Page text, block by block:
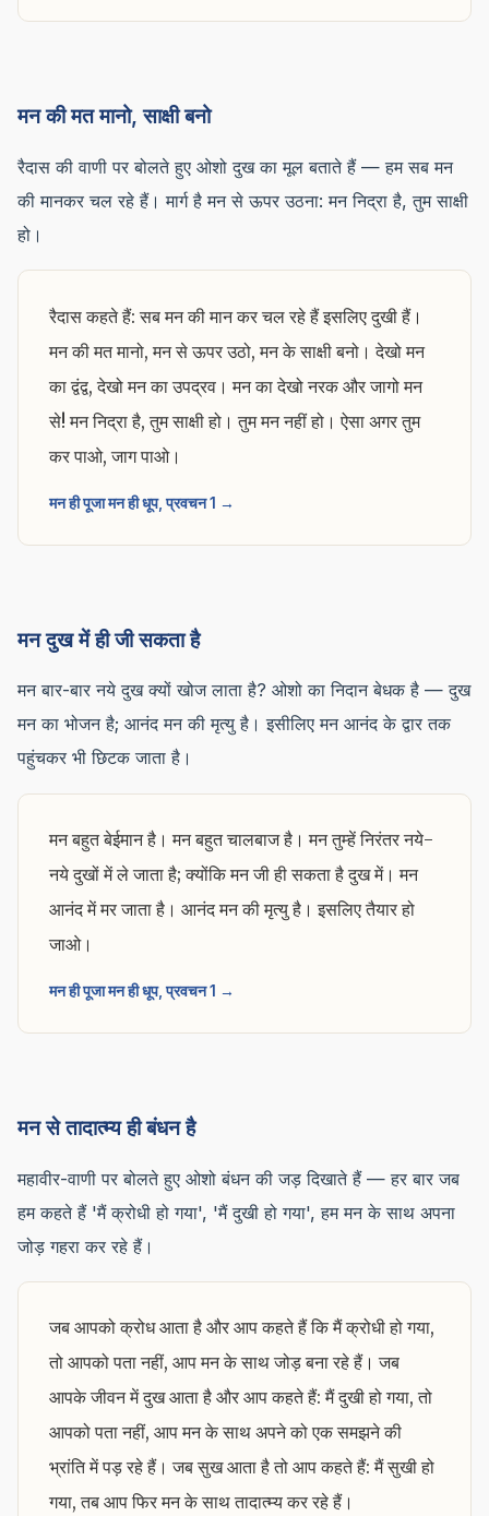
मन की मत मानो, साक्षी बनो
रैदास की वाणी पर बोलते हुए ओशो दुख का मूल बताते हैं — हम सब मन
की मानकर चल रहे हैं। मार्ग है मन से ऊपर उठना: मन निद्रा है, तुम साक्षी
हो।
रैदास कहते हैं: सब मन की मान कर चल रहे हैं इसलिए दुखी हैं।
मन की मत मानो, मन से ऊपर उठो, मन के साक्षी बनो। देखो मन
का द्वंद्व, देखो मन का उपद्रव। मन का देखो नरक और जागो मन
से! मन निद्रा है, तुम साक्षी हो। तुम मन नहीं हो। ऐसा अगर तुम
कर पाओ, जाग पाओ।
मन ही पूजा मन ही धूप, प्रवचन 1 →
मन दुख में ही जी सकता है
मन बार-बार नये दुख क्यों खोज लाता है? ओशो का निदान बेधक है — दुख
मन का भोजन है; आनंद मन की मृत्यु है। इसीलिए मन आनंद के द्वार तक
पहुंचकर भी छिटक जाता है।
मन बहुत बेईमान है। मन बहुत चालबाज है। मन तुम्हें निरंतर नये-
नये दुखों में ले जाता है; क्योंकि मन जी ही सकता है दुख में। मन
आनंद में मर जाता है। आनंद मन की मृत्यु है। इसलिए तैयार हो
जाओ।
मन ही पूजा मन ही धूप, प्रवचन 1 →
मन से तादात्म्य ही बंधन है
महावीर-वाणी पर बोलते हुए ओशो बंधन की जड़ दिखाते हैं — हर बार जब
हम कहते हैं 'मैं क्रोधी हो गया', 'मैं दुखी हो गया', हम मन के साथ अपना
जोड़ गहरा कर रहे हैं।
जब आपको क्रोध आता है और आप कहते हैं कि मैं क्रोधी हो गया,
तो आपको पता नहीं, आप मन के साथ जोड़ बना रहे हैं। जब
आपके जीवन में दुख आता है और आप कहते हैं: मैं दुखी हो गया, तो
आपको पता नहीं, आप मन के साथ अपने को एक समझने की
भ्रांति में पड़ रहे हैं। जब सुख आता है तो आप कहते हैं: मैं सुखी हो
गया, तब आप फिर मन के साथ तादात्म्य कर रहे हैं।